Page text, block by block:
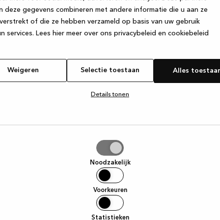
deze gegevens combineren met andere informatie die u aan ze
of die ze hebben verzameld op basis van uw gebruik
services. Lees hier meer over ons privacybeleid en cookiebeleid
Weigeren Selectie toestaan Alles
Details tonen
Noodzakelijk
Voorkeuren
Statistieken
has occurred while loadingwww.kvik.be (see the